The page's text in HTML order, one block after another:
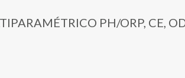
PH/ORP, CE,